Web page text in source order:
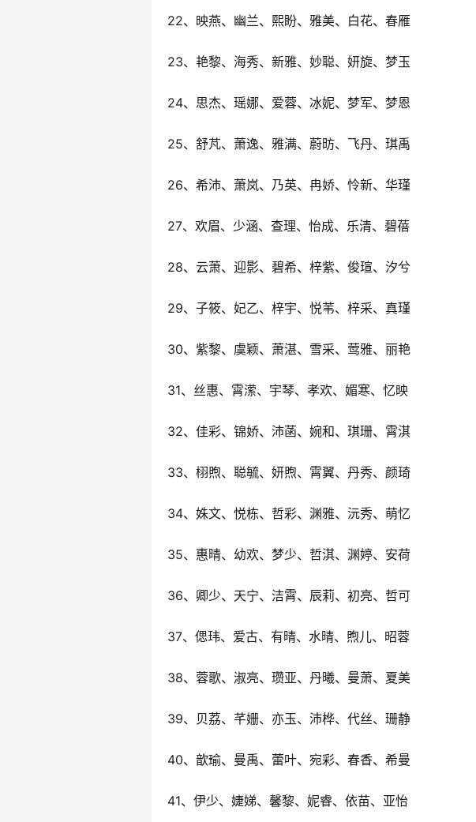
22、映燕、幽兰、熙盼、雅美、白花、春雁
23、艳黎、海秀、新雅、妙聪、妍旋、梦玉
24、思杰、瑶娜、爱蓉、冰妮、梦军、梦恩
25、舒芃、萧逸、雅满、蔚昉、飞丹、琪禹
26、希沛、萧岚、乃英、冉娇、怜新、华瑾
27、欢眉、少涵、查理、怡成、乐清、碧蓓
28、云萧、迎影、碧希、梓紫、俊瑄、汐兮
29、子筱、妃乙、梓宇、悦苇、梓采、真瑾
30、紫黎、虞颖、萧湛、雪采、莺雅、丽艳
31、丝惠、霄潆、宇琴、孝欢、媚寒、忆映
32、佳彩、锦娇、沛菡、婉和、琪珊、霄淇
33、栩煦、聪毓、妍煦、霄翼、丹秀、颜琦
34、姝文、悦栋、哲彩、渊雅、沅秀、萌忆
35、惠晴、幼欢、梦少、哲淇、渊婷、安荷
36、卿少、天宁、洁霄、辰莉、初亮、哲可
37、偲玮、爱古、有晴、水晴、煦儿、昭蓉
38、蓉歌、淑亮、瓒亚、丹曦、曼萧、夏美
39、贝荔、芊姗、亦玉、沛桦、代丝、珊静
40、歆瑜、曼禹、蕾叶、宛彩、春香、希曼
41、伊少、婕娣、馨黎、妮睿、依苗、亚怡